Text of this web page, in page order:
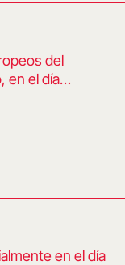
del
en el día…
en el día